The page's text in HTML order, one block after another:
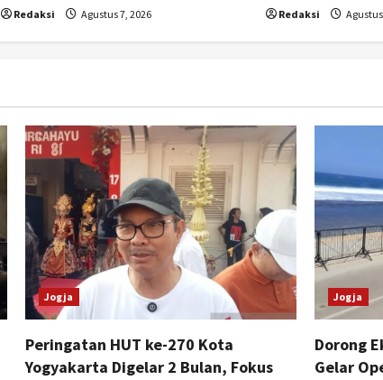
Redaksi Agustus 7, 2026 Redaksi
Jogja
Peringatan HUT ke-270 Kota
Yogyakarta Digelar 2 Bulan, Fokus
Jogja
Dorong
Gelar